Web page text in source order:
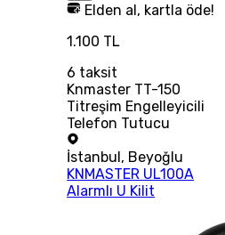
Elden al, kartla öde!
1.100 TL
6 taksit
Knmaster TT-150
Titreşim Engelleyicili
Telefon Tutucu
İstanbul, Beyoğlu
KNMASTER UL100A
Alarmlı U Kilit